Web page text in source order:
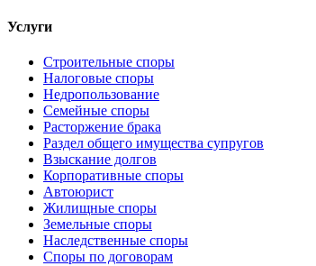
Услуги
Строительные споры
Налоговые споры
Недропользование
Семейные споры
Расторжение брака
Раздел общего имущества супругов
Взыскание долгов
Корпоративные споры
Автоюрист
Жилищные споры
Земельные споры
Наследственные споры
Споры по договорам